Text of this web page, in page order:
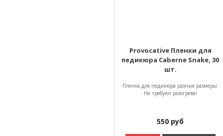
Provocative Пленки для
педикюра Caberne Snake, 30
шт.
Пленка для педикюра разные размеры.
Не требуют разогрева!
550 руб